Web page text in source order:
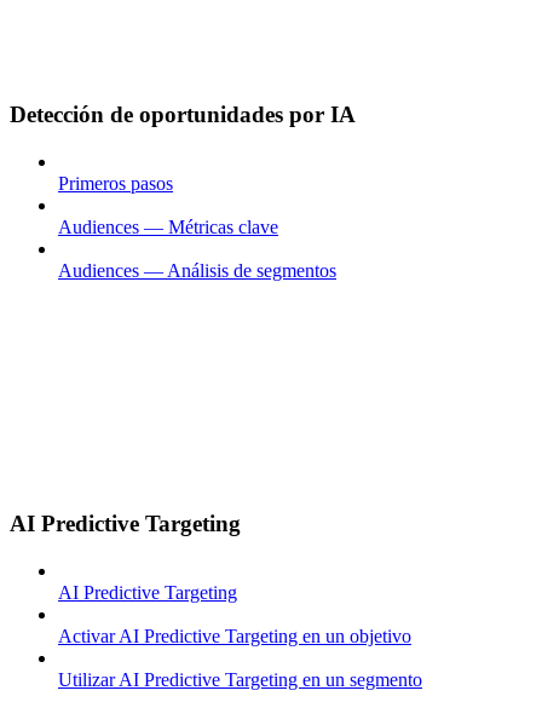
Detección de oportunidades por IA
Primeros pasos
Audiences — Métricas clave
Audiences — Análisis de segmentos
AI Predictive Targeting
AI Predictive Targeting
Activar AI Predictive Targeting en un objetivo
Utilizar AI Predictive Targeting en un segmento